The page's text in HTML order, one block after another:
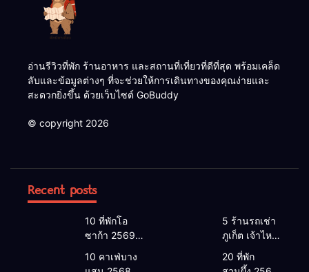
อ่านรีวิวที่พัก ร้านอาหาร และสถานที่เที่ยวที่ดีที่สุด พร้อมเคล็ด
ลับและข้อมูลต่างๆ ที่จะช่วยให้การเดินทางของคุณง่ายและ
สะดวกยิ่งขึ้น ด้วยเว็บไซต์ GoBuddy
© copyright 2026
Recent posts
10 ที่พักโอ
ซาก้า 2569 |
ที่ไหนดี 2026
5 ร้านรถเช่า
ภูเก็ต เจ้าไหน
ดี 2026 |
แนะนำ เช่า
10 คาเฟ่บาง
20 ที่พัก